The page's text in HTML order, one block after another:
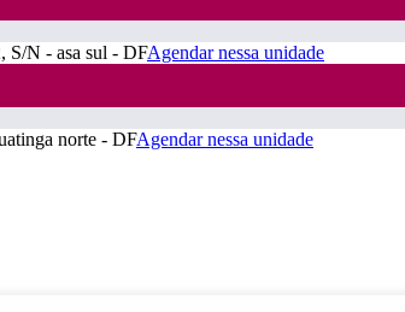
S/N - asa sul - DFAgendar nessa unidade
norte - DFAgendar nessa unidade